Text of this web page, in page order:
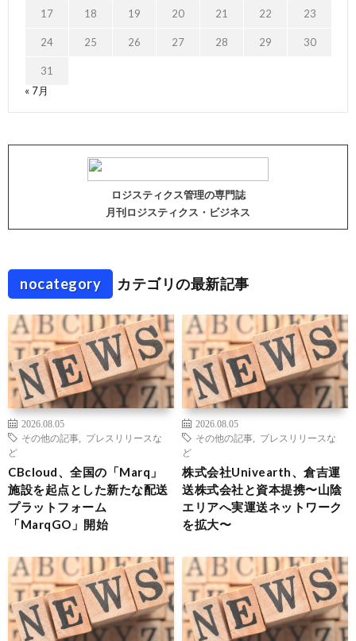
17 18 19 20 21 22 23
24 25 26 27 28 29 30
31
« 7月
ロジスティクス管理の専門誌
月刊ロジスティクス・ビジネス
nocategory カテゴリの最新記事
2026.08.05
その他の記事
プレスリリースな
ど
CBcloud、全国の「Marq」
施設を起点とした新たな配送
プラットフォーム
「MarqGO」開始
2026.08.05
その他の記事
プレスリリースな
ど
株式会社Univearth、倉吉運
送株式会社と資本提携〜山陰
エリアへ実運送ネットワーク
を拡大〜